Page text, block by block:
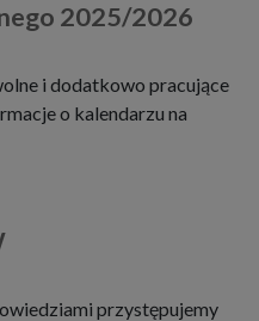
2025/2026
i dodatkowo pracujące
o kalendarzu na
przystępujemy